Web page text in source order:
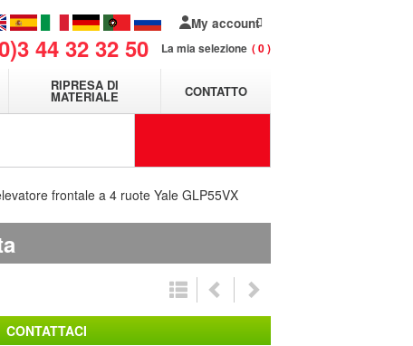
44 32 32 50
My account
La mia selezione 0
RIPRESA DI
MATERIALE CONTATTO
frontale a 4 ruote Yale GLP55VX
CONTATTACI